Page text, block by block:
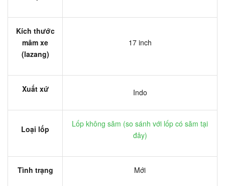
Kích thước
mâm xe
(lazang)
17 inch
Xuất xứ Indo
Loại lốp
Lốp không săm (so sánh với lốp có săm tại
đây)
Tình trạng Mới